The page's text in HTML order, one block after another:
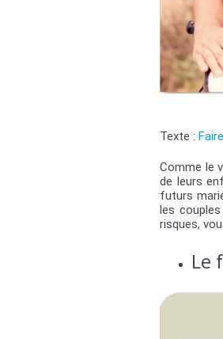
Texte :
Comme le
de leurs
futurs
les
risques,
Le